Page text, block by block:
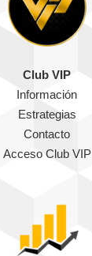
Club VIP
Información
Estrategias
Contacto
Acceso Club VIP